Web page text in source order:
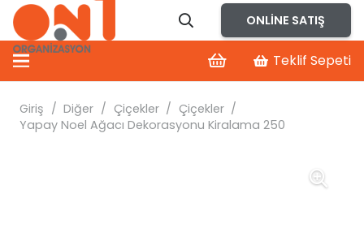
ONLINE SATIŞ
Teklif Sepeti
Giriş / Diğer / Çiçekler / Çiçekler /
Yapay Noel Ağacı Dekorasyonu Kiralama 250